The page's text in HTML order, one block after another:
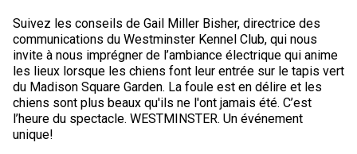
Suivez les conseils de Gail Miller Bisher, directrice des
communications du Westminster Kennel Club, qui nous
invite à nous imprégner de l’ambiance électrique qui anime
les lieux lorsque les chiens font leur entrée sur le tapis vert
du Madison Square Garden. La foule est en délire et les
chiens sont plus beaux qu'ils ne l'ont jamais été. C’est
l’heure du spectacle. WESTMINSTER. Un événement
unique!